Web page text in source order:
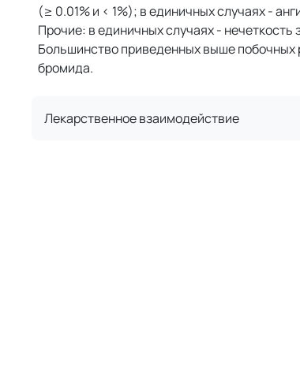
(≥ 0.01% и < 1%); в единичных случаях -
Прочие: в единичных случаях -
Большинство приведенных выше побочных
бромида.
Лекарственное взаимодействие